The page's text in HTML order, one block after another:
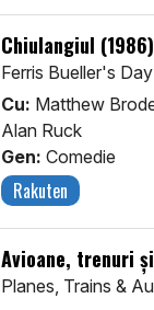
Chiulangiul (1986)
Ferris Bueller's
Cu: Matthew
Alan Ruck
Gen: Comedie
Rakuten
Avioane, trenuri
Planes, Trains &